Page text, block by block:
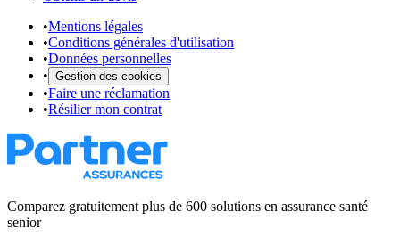
•Mentions légales
•Conditions générales d'utilisation
•Données personnelles
• Gestion des cookies
•Faire une réclamation
•Résilier mon contrat
Comparez gratuitement plus de 600 solutions en assurance santé
senior